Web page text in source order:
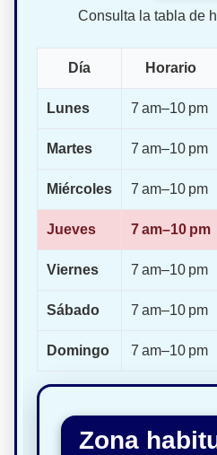
Consulta la tabla de
Día Horario
Lunes 7 am–10 pm
Martes 7 am–10 pm
Miércoles 7 am–10 pm
Jueves 7 am–10 pm
Viernes 7 am–10 pm
Sábado 7 am–10 pm
Domingo 7 am–10 pm
Zona